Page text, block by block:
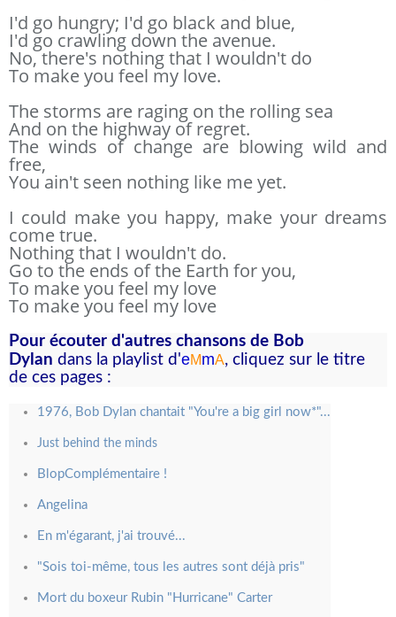
I'd go hungry; I'd go black and blue,
I'd go crawling down the avenue.
No, there's nothing that I wouldn't do
To make you feel my love.
The storms are raging on the rolling sea
And on the highway of regret.
The winds of change are blowing wild and
free,
You ain't seen nothing like me yet.
I could make you happy, make your dreams
come true.
Nothing that I wouldn't do.
Go to the ends of the Earth for you,
To make you feel my love
To make you feel my love
Pour écouter d'autres chansons de Bob
Dylan dans la playlist d 'eMmA, cliquez sur le titre
de ces pages :
1976, Bob Dylan chantait "You're a big girl now*"...
Just behind the minds
BlopComplémentaire !
Angelina
En m'égarant, j'ai trouvé...
"Sois toi-même, tous les autres sont déjà pris"
Mort du boxeur Rubin "Hurricane" Carter